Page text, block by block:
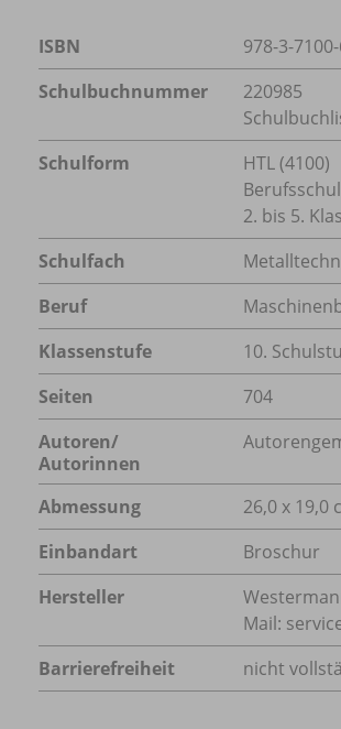
ISBN
978-3-
Schulbuchnummer
220985
Schulform
HTL (4100)
2. bis 5.
Schulfach
Beruf
Klassenstufe
10.
Seiten
704
Autoren/
Autorinnen
Abmessung
26,0 x 19,0
Einbandart
Broschur
Hersteller
Mail:
Barrierefreiheit
nicht